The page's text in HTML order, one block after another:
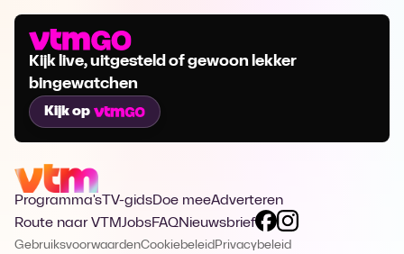
Kijk live, uitgesteld of gewoon lekker
bingewatchen
Kijk op
Programma's TV-gidsDoe meeAdverteren
Route naar VTMJobsFAQNieuwsbrief
GebruiksvoorwaardenCookiebeleid Privacybeleid